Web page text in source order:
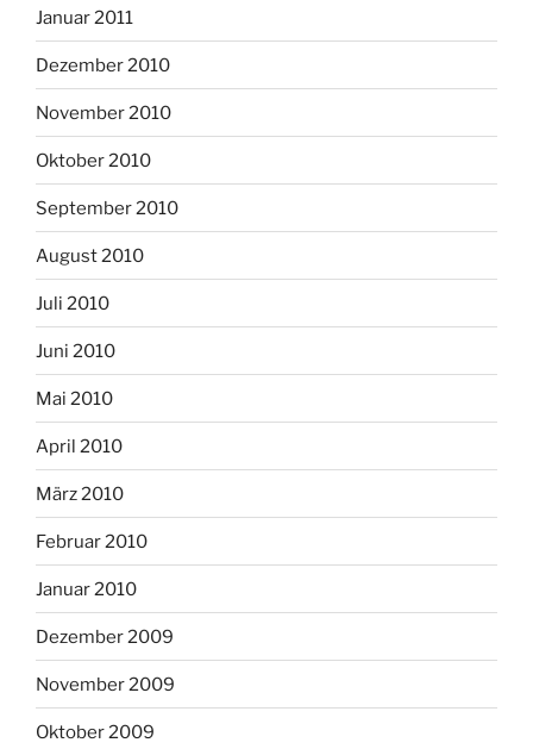
Januar 2011
Dezember 2010
November 2010
Oktober 2010
September 2010
August 2010
Juli 2010
Juni 2010
Mai 2010
April 2010
März 2010
Februar 2010
Januar 2010
Dezember 2009
November 2009
Oktober 2009